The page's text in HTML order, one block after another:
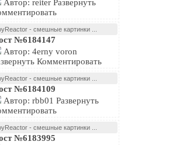
- смешные картинки ...
№6184147
Развернуть Комментировать
- смешные картинки ...
№6184109
- смешные картинки ...
№6183995